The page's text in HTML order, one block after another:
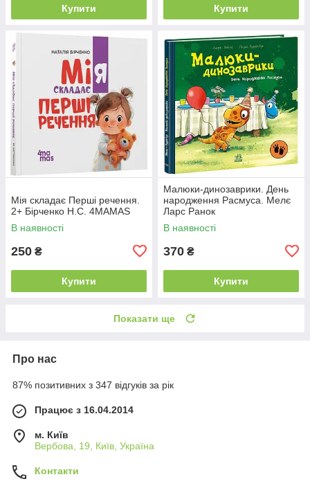
Купити Купити
Мія складає Перші речення.
2+ Бірченко Н.С. 4MAMAS
В наявності
250 ₴
Купити
Малюки-динозаврики. День
народження Расмуса. Мелє
Ларс Ранок
В наявності
370 ₴
Купити
Показати ще
Про нас
87% позитивних з 347 відгуків за рік
Працює з 16.04.2014
м. Київ
Вербова, 19, Київ, Україна
Контакти